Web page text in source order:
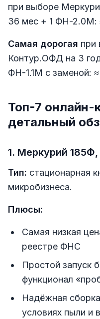
при выборе
36 мес + 1 ФН-2.0М:
Самая дорогая при
Контур.ОФД на 3
ФН-1.1М с заменой: ≈
Топ-7 онлайн-
детальный
1. Меркурий
Тип: стационарная
микробизнеса.
Плюсы:
Самая низкая
реестре ФНС
Простой запуск
функционал
Надёжная
условиях пыли и